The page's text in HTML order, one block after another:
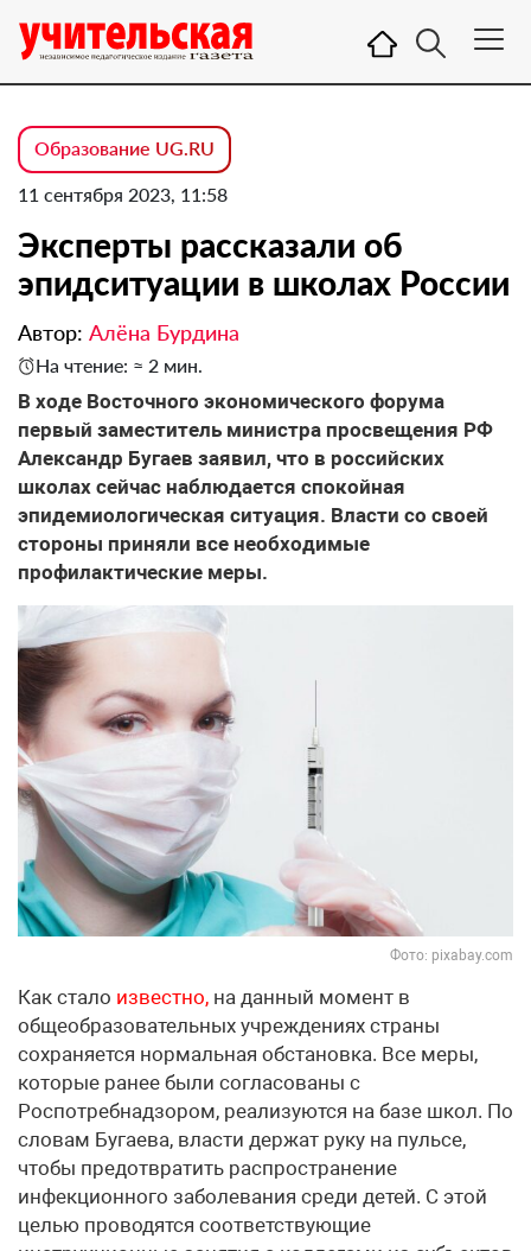
Образование UG.RU
11 сентября 2023, 11:58
Эксперты рассказали об
эпидситуации в школах России
Автор: Алёна Бурдина
На чтение: ≈ 2 мин.
В ходе Восточного экономического форума
первый заместитель министра просвещения РФ
Александр Бугаев заявил, что в российских
школах сейчас наблюдается спокойная
эпидемиологическая ситуация. Власти со своей
стороны приняли все необходимые
профилактические меры.
Фото: pixabay.com
Как стало известно, на данный момент в
общеобразовательных учреждениях страны
сохраняется нормальная обстановка. Все меры,
которые ранее были согласованы с
Роспотребнадзором, реализуются на базе школ. По
словам Бугаева, власти держат руку на пульсе,
чтобы предотвратить распространение
инфекционного заболевания среди детей. С этой
целью проводятся соответствующие